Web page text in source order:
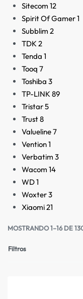
Sitecom 12
Spirit Of Gamer1
Subblim 2
TDK 2
Tenda 1
Tooq 7
Toshiba 3
TP-LINK 89
Tristar5
Trust8
Valueline7
Vention1
Verbatim 3
Wacom 14
WD1
Woxter3
Xiaomi21
MOSTRANDO 1–16 DE
Filtros